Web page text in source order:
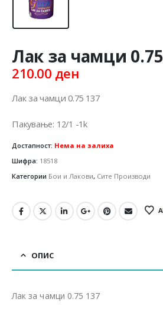
Лак за чамци
210.00 ден
Лак за чамци 0.75 137
Пакување: 12/1 -1k
Достапност: Нема на залиха
Шифра: 18518
Категории Бои и Лакови, Сите Производи
ОПИС
Лак за чамци 0.75 137